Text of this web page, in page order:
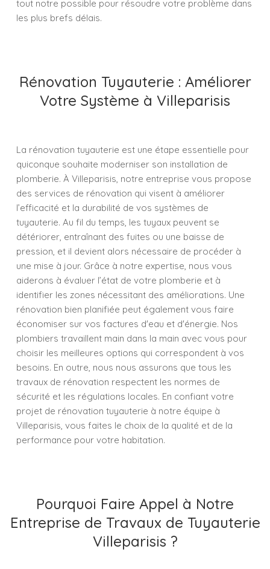
tout notre possible pour résoudre votre problème dans
les plus brefs délais.
Rénovation Tuyauterie : Améliorer
Votre Système à Villeparisis
La rénovation tuyauterie est une étape essentielle pour
quiconque souhaite moderniser son installation de
plomberie. À Villeparisis, notre entreprise vous propose
des services de rénovation qui visent à améliorer
l’efficacité et la durabilité de vos systèmes de
tuyauterie. Au fil du temps, les tuyaux peuvent se
détériorer, entraînant des fuites ou une baisse de
pression, et il devient alors nécessaire de procéder à
une mise à jour. Grâce à notre expertise, nous vous
aiderons à évaluer l’état de votre plomberie et à
identifier les zones nécessitant des améliorations. Une
rénovation bien planifiée peut également vous faire
économiser sur vos factures d'eau et d'énergie. Nos
plombiers travaillent main dans la main avec vous pour
choisir les meilleures options qui correspondent à vos
besoins. En outre, nous nous assurons que tous les
travaux de rénovation respectent les normes de
sécurité et les régulations locales. En confiant votre
projet de rénovation tuyauterie à notre équipe à
Villeparisis, vous faites le choix de la qualité et de la
performance pour votre habitation.
Pourquoi Faire Appel à Notre
Entreprise de Travaux de Tuyauterie
Villeparisis ?